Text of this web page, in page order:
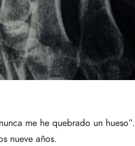
me he quebrado un
nueve años.